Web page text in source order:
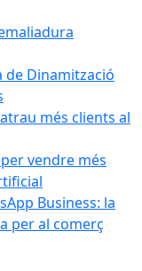
de Dinamització
més clients al
vendre més
Business: la
per al comerç